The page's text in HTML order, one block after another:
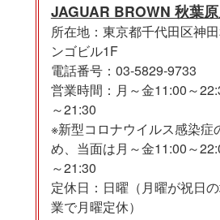
JAGUAR BROWN 秋葉
所在地：東京都千代田区神
ンゴビル1F
電話番号：03-5829-9733
営業時間：月～金11:00～
～21:30
※新型コロナウイルス感染症
め、当面は月～金11:00～
～21:30
定休日：日曜（月曜が祝日
業で月曜定休）